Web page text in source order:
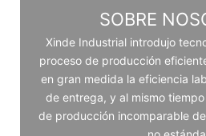
SOBRE
Xinde Industrial introdujo
proceso de producción
en gran medida la eficiencia
de entrega, y al mismo
de producción incomparable